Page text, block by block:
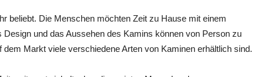
beliebt. Die Menschen möchten Zeit zu Hause mit einem
und das Aussehen des Kamins können von Person zu
Markt viele verschiedene Arten von Kaminen erhältlich sind.